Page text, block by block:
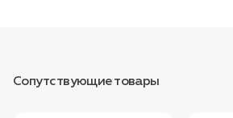
Сопутствующие товары